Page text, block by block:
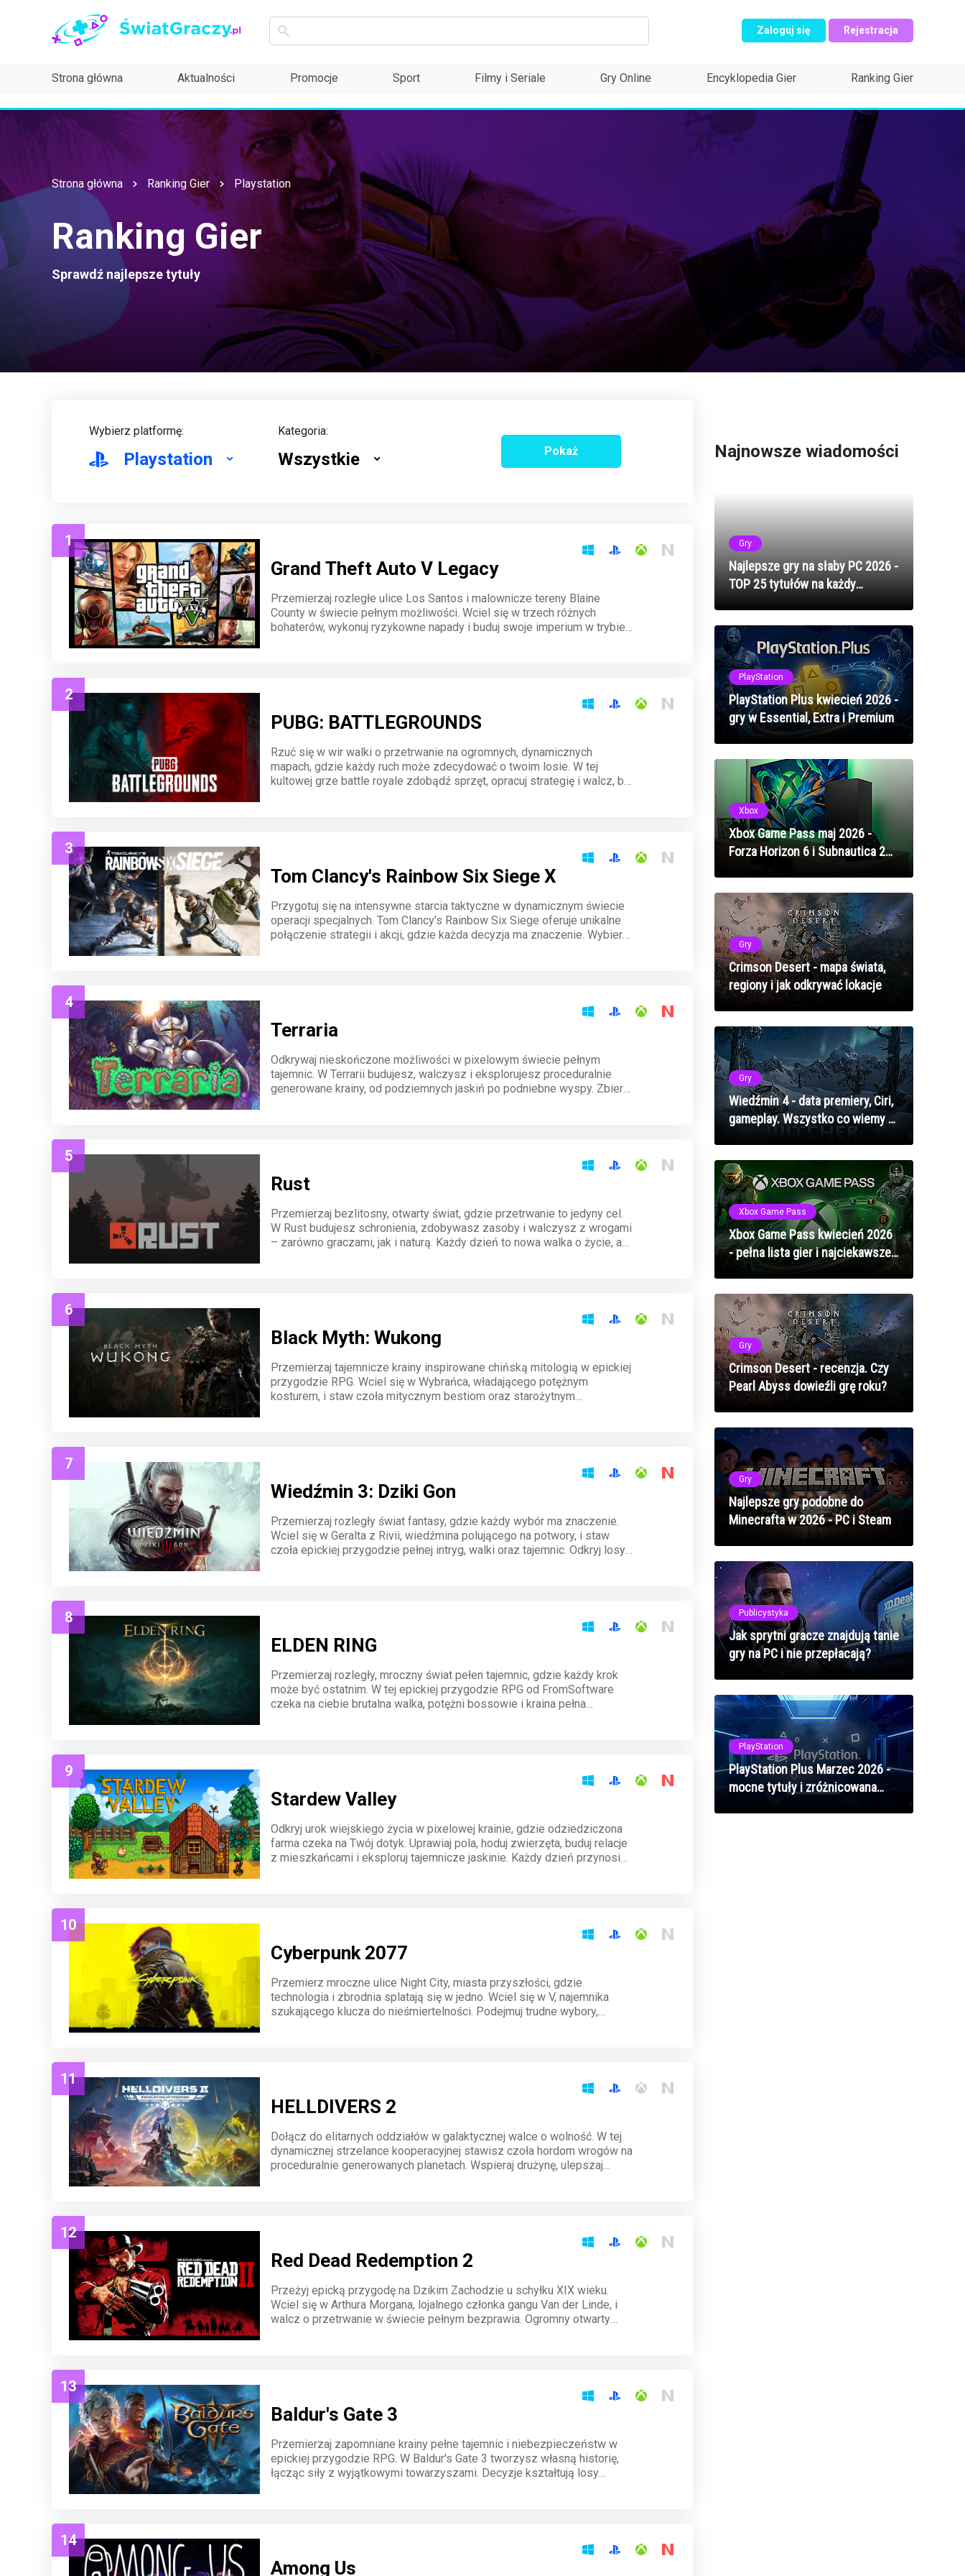
Zaloguj się Rejestracja
Strona główna Aktualności Promocje Sport Filmy i Seriale Gry Online Encyklopedia Gier Ranking Gier
Strona główna Ranking Gier Playstation
Ranking Gier
Sprawdź najlepsze tytuły
Wybierz platformę:
Playstation
Kategoria:
Wszystkie Pokaż
1
Grand Theft Auto V Legacy
Przemierzaj rozległe ulice Los Santos i malownicze tereny Blaine
County w świecie pełnym możliwości. Wciel się w trzech różnych
bohaterów, wykonuj ryzykowne napady i buduj swoje imperium w trybie
2
PUBG: BATTLEGROUNDS
Rzuć się w wir walki o przetrwanie na ogromnych, dynamicznych
mapach, gdzie każdy ruch może zdecydować o twoim losie. W tej
kultowej grze battle royale zdobądź sprzęt, opracuj strategię i walcz, by
3
Tom Clancy's Rainbow Six Siege X
Przygotuj się na intensywne starcia taktyczne w dynamicznym świecie
operacji specjalnych. Tom Clancy's Rainbow Six Siege oferuje unikalne
połączenie strategii i akcji, gdzie każda decyzja ma znaczenie. Wybierz
4
Terraria
Odkrywaj nieskończone możliwości w pixelowym świecie pełnym
tajemnic. W Terrarii budujesz, walczysz i eksplorujesz proceduralnie
generowane krainy, od podziemnych jaskiń po podniebne wyspy. Zbieraj
5
Rust
Przemierzaj bezlitosny, otwarty świat, gdzie przetrwanie to jedyny cel.
W Rust budujesz schronienia, zdobywasz zasoby i walczysz z wrogami
– zarówno graczami, jak i naturą. Każdy dzień to nowa walka o życie, a
6
Black Myth: Wukong
Przemierzaj tajemnicze krainy inspirowane chińską mitologią w epickiej
przygodzie RPG. Wciel się w Wybrańca, władającego potężnym
kosturem, i staw czoła mitycznym bestiom oraz starożytnym
7
Wiedźmin 3: Dziki Gon
Przemierzaj rozległy świat fantasy, gdzie każdy wybór ma znaczenie.
Wciel się w Geralta z Rivii, wiedźmina polującego na potwory, i staw
czoła epickiej przygodzie pełnej intryg, walki oraz tajemnic. Odkryj losy
8
ELDEN RING
Przemierzaj rozległy, mroczny świat pełen tajemnic, gdzie każdy krok
może być ostatnim. W tej epickiej przygodzie RPG od FromSoftware
czeka na ciebie brutalna walka, potężni bossowie i kraina pełna
9
Stardew Valley
Odkryj urok wiejskiego życia w pixelowej krainie, gdzie odziedziczona
farma czeka na Twój dotyk. Uprawiaj pola, hoduj zwierzęta, buduj relacje
z mieszkańcami i eksploruj tajemnicze jaskinie. Każdy dzień przynosi
10
Cyberpunk 2077
Przemierz mroczne ulice Night City, miasta przyszłości, gdzie
technologia i zbrodnia splatają się w jedno. Wciel się w V, najemnika
szukającego klucza do nieśmiertelności. Podejmuj trudne wybory,
11
HELLDIVERS 2
Dołącz do elitarnych oddziałów w galaktycznej walce o wolność. W tej
dynamicznej strzelance kooperacyjnej stawisz czoła hordom wrogów na
proceduralnie generowanych planetach. Wspieraj drużynę, ulepszaj
12
Red Dead Redemption 2
Przeżyj epicką przygodę na Dzikim Zachodzie u schyłku XIX wieku.
Wciel się w Arthura Morgana, lojalnego członka gangu Van der Linde, i
walcz o przetrwanie w świecie pełnym bezprawia. Ogromny otwarty
13
Baldur's Gate 3
Przemierzaj zapomniane krainy pełne tajemnic i niebezpieczeństw w
epickiej przygodzie RPG. W Baldur's Gate 3 tworzysz własną historię,
łącząc siły z wyjątkowymi towarzyszami. Decyzje kształtują losy
14
Among Us
Najnowsze wiadomości
Gry
Najlepsze gry na słaby PC 2026 -
TOP 25 tytułów na każdy
PlayStation
PlayStation Plus kwiecień 2026 -
gry w Essential, Extra i Premium
Xbox
Xbox Game Pass maj 2026 -
Forza Horizon 6 i Subnautica 2
Gry
Crimson Desert - mapa świata,
regiony i jak odkrywać lokacje
Gry
Wiedźmin 4 - data premiery, Ciri,
gameplay. Wszystko co wiemy o
nowej sadze
Xbox Game Pass
Xbox Game Pass kwiecień 2026
- pełna lista gier i najciekawsze
premiery
Gry
Crimson Desert - recenzja. Czy
Pearl Abyss dowieźli grę roku?
Gry
Najlepsze gry podobne do
Minecrafta w 2026 - PC i Steam
Publicystyka
Jak sprytni gracze znajdują tanie
gry na PC i nie przepłacają?
PlayStation
PlayStation Plus Marzec 2026 -
mocne tytuły i zróżnicowana
oferta dla abonentów